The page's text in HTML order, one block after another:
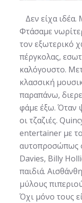
Δεν είχα ιδέα.
Φτάσαμε
τον εξωτερικό
πέργκολας,
καλόγουστο.
κλασσική
παραπάνω,
φάμε έξω. Όταν
οι τζαζιές.
entertainer με
αυτοπροσώπως
Davies, Billy
παιδιά.
μύλους
Όχι μόνο τους